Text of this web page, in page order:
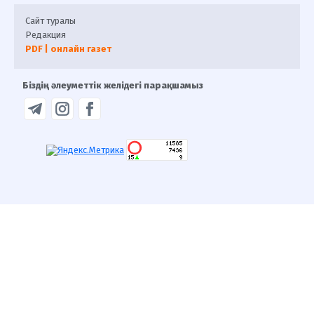
Сайт туралы
Редакция
PDF | онлайн газет
Біздің әлеуметтік желідегі парақшамыз